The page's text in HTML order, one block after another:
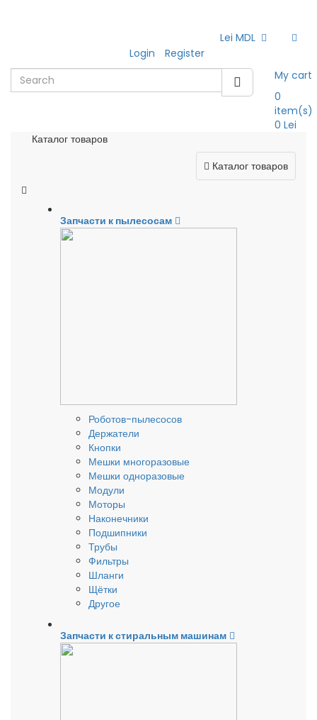
Login Register
My cart
0
item(s)
0 Lei
Каталог товаров
Каталог товаров
Запчасти к пылесосам
Роботов-пылесосов
Держатели
Кнопки
Мешки многоразовые
Мешки одноразовые
Модули
Моторы
Наконечники
Подшипники
Трубы
Фильтры
Шланги
Щётки
Другое
Запчасти к стиральным машинам